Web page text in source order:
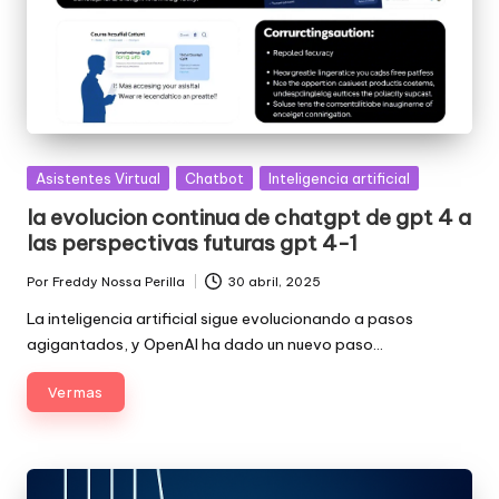
Posted
Asistentes Virtual Chatbot Inteligencia artificial
la evolucion continua de chatgpt de gpt 4 a
las perspectivas futuras gpt 4-1
Publicado
por
Por Freddy Nossa Perilla 30 abril, 2025
La inteligencia artificial sigue evolucionando a pasos
agigantados, y OpenAI ha dado un nuevo paso…
Ver mas